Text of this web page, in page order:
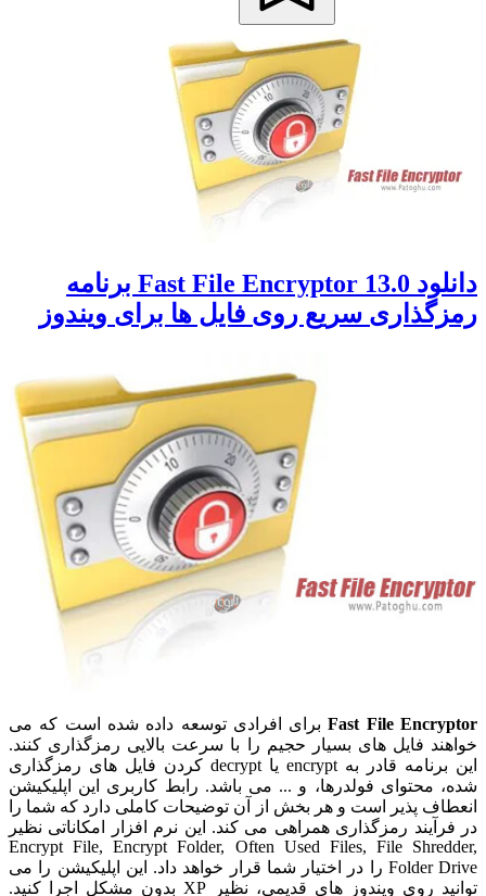
دانلود Fast File Encryptor 13.0 برنامه
رمزگذاری سریع روی فایل ها برای ویندوز
Fast File Encryptorبرای افرادی توسعه داده شده است که می
خواهند فایل های بسیار حجیم را با سرعت بالایی رمزگذاری کنند.
این برنامه قادر به encrypt یا decrypt کردن فایل های رمزگذاری
شده، محتوای فولدرها، و ... می باشد. رابط کاربری این اپلیکیشن
انعطاف پذیر است و هر بخش از آن توضیحات کاملی دارد که شما را
در فرآیند رمزگذاری همراهی می کند. این نرم افزار امکاناتی نظیر
Encrypt File, Encrypt Folder, Often Used Files, File Shredder,
Folder Drive را در اختیار شما قرار خواهد داد. این اپلیکیشن را می
توانید روی ویندوز های قدیمی، نظیر XP بدون مشکل اجرا کنید.